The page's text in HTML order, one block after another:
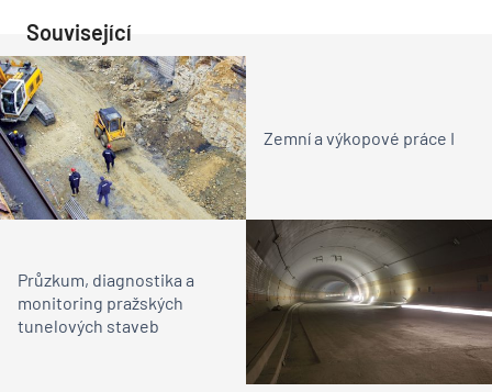
Související
Zemní a výkopové práce I
Průzkum, diagnostika a
monitoring pražských
tunelových staveb